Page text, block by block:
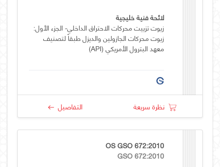
لائحة فنية خليجية
زيوت تزييت محركات الاحتراق الداخلي- الجزء الأول:
زيوت محركات الجازولين والديزل طبقاً لتصنيف
معهد البترول الأمريكي (API)
نظرة سريعة التفاصيل
OS GSO 672:2010
GSO 672:2010